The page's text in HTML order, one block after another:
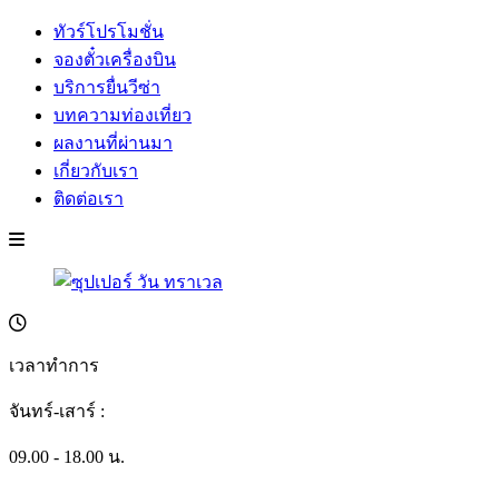
ทัวร์โปรโมชั่น
จองตั๋วเครื่องบิน
บริการยื่นวีซ่า
บทความท่องเที่ยว
ผลงานที่ผ่านมา
เกี่ยวกับเรา
ติดต่อเรา
เวลาทำการ
จันทร์-เสาร์ :
09.00 - 18.00 น.